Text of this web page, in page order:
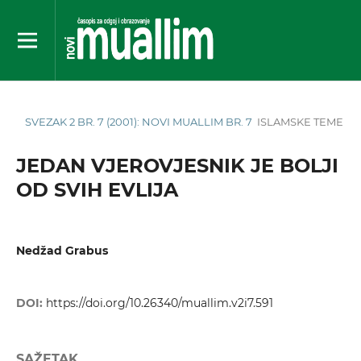
SVEZAK 2 BR. 7 (2001): NOVI MUALLIM BR. 7 ISLAMSKE TEME
JEDAN VJEROVJESNIK JE BOLJI
OD SVIH EVLIJA
Nedžad Grabus
DOI: https://doi.org/10.26340/muallim.v2i7.591